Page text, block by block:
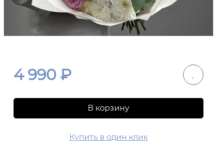
4 990 ₽
В корзину
Купить в один клик